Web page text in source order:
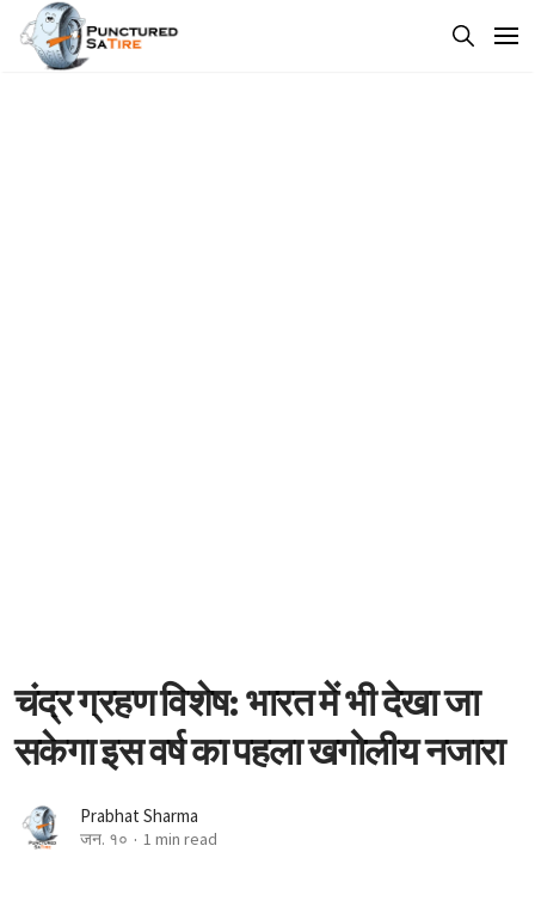
चंद्र ग्रहण विशेष: भारत में भी देखा जा
सकेगा इस वर्ष का पहला खगोलीय नजारा
Prabhat Sharma
जन. १० 1 min read